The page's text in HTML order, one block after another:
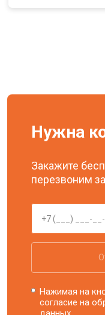
Нужна
Закажите
перезвоним
Нажимая на
согласие на